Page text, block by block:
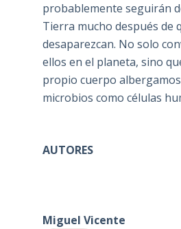
probablemente seguirán
Tierra mucho después de
desaparezcan. No solo
ellos en el planeta, sino
propio cuerpo
microbios como células
AUTORES
Miguel Vicente